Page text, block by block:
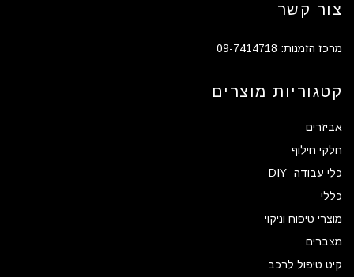
צור קשר
מרכז הזמנות: 09-7414718
קטגוריות מוצרים
אביזרים
חלקי חילוף
כלי עבודה -DIY
כללי
מוצרי טיפוח וניקוי
מצברים
קיט טיפול לרכב